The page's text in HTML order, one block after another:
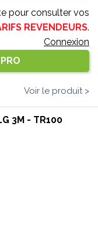
pour consulter vos
REVENDEURS.
Connexion
Voir le produit >
3M - TR100